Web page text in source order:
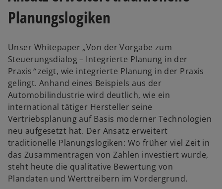
Planungslogiken
Unser Whitepaper „Von der Vorgabe zum
Steuerungsdialog – Integrierte Planung in der
Praxis“zeigt, wie integrierte Planung in der Praxis
gelingt. Anhand eines Beispiels aus der
Automobilindustrie wird deutlich, wie ein
international tätiger Hersteller seine
Vertriebsplanung auf Basis moderner Technologien
neu aufgesetzt hat. Der Ansatz erweitert
traditionelle Planungslogiken: Wo früher viel Zeit in
das Zusammentragen von Zahlen investiert wurde,
steht heute die qualitative Bewertung von
Plandaten und Werttreibern im Vordergrund.
w
ir
d
i
n
e
i